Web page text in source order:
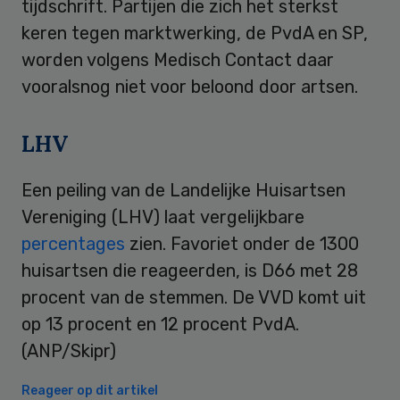
tijdschrift. Partijen die zich het sterkst
keren tegen marktwerking, de PvdA en SP,
worden volgens Medisch Contact daar
vooralsnog niet voor beloond door artsen.
LHV
Een peiling van de Landelijke Huisartsen
Vereniging (LHV) laat vergelijkbare
percentages zien. Favoriet onder de 1300
huisartsen die reageerden, is D66 met 28
procent van de stemmen. De VVD komt uit
op 13 procent en 12 procent PvdA.
(ANP/Skipr)
Reageer op dit artikel